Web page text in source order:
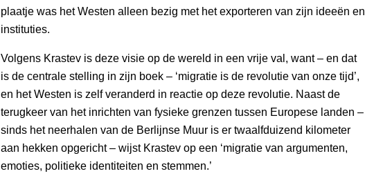
plaatje was het Westen alleen bezig met het exporteren van zijn ideeën en
instituties.
Volgens Krastev is deze visie op de wereld in een vrije val, want – en dat
is de centrale stelling in zijn boek – ‘migratie is de revolutie van onze tijd’,
en het Westen is zelf veranderd in reactie op deze revolutie. Naast de
terugkeer van het inrichten van fysieke grenzen tussen Europese landen –
sinds het neerhalen van de Berlijnse Muur is er twaalfduizend kilometer
aan hekken opgericht – wijst Krastev op een ‘migratie van argumenten,
emoties, politieke identiteiten en stemmen.’